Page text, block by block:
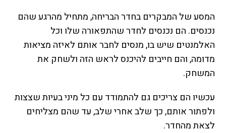
המסע של המבקרים בחדר הבריחה, מתחיל מהרגע שהם
נכנסים. הם נכנסים לחדר שהתפאורה שלו וכל
האלמנטים שיש בו, מנסים לחבר אותם לאיזה מציאות
מדומה, והם חייבים להיכנס לראש הזה ולשחק את
המשחק.
עכשיו הם צריכים גם להתמודד עם כל מיני בעיות שצצות
ולפתור אותם, כך שלב אחרי שלב, עד שהם מצליחים
לצאת מהחדר.